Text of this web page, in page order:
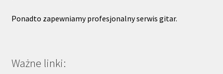
Ponadto zapewniamy profesjonalny serwis gitar.
Ważne linki: